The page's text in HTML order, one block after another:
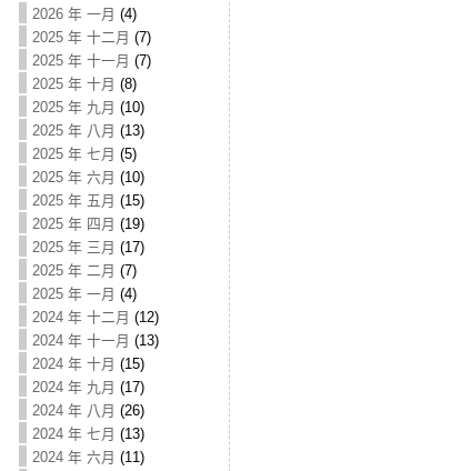
2026 年 一月 (4)
2025 年 十二月 (7)
2025 年 十一月 (7)
2025 年 十月 (8)
2025 年 九月 (10)
2025 年 八月 (13)
2025 年 七月 (5)
2025 年 六月 (10)
2025 年 五月 (15)
2025 年 四月 (19)
2025 年 三月 (17)
2025 年 二月 (7)
2025 年 一月 (4)
2024 年 十二月 (12)
2024 年 十一月 (13)
2024 年 十月 (15)
2024 年 九月 (17)
2024 年 八月 (26)
2024 年 七月 (13)
2024 年 六月 (11)